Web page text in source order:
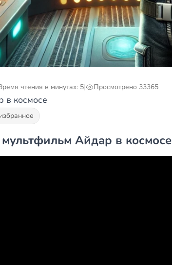
чтения в минутах: 5| Просмотрено 33365
в космосе
Айдар в космосе